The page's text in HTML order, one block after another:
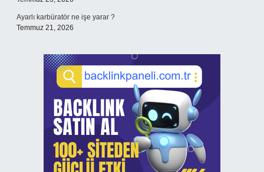
Ayarlı karbüratör ne işe yarar ?
Temmuz 21, 2026